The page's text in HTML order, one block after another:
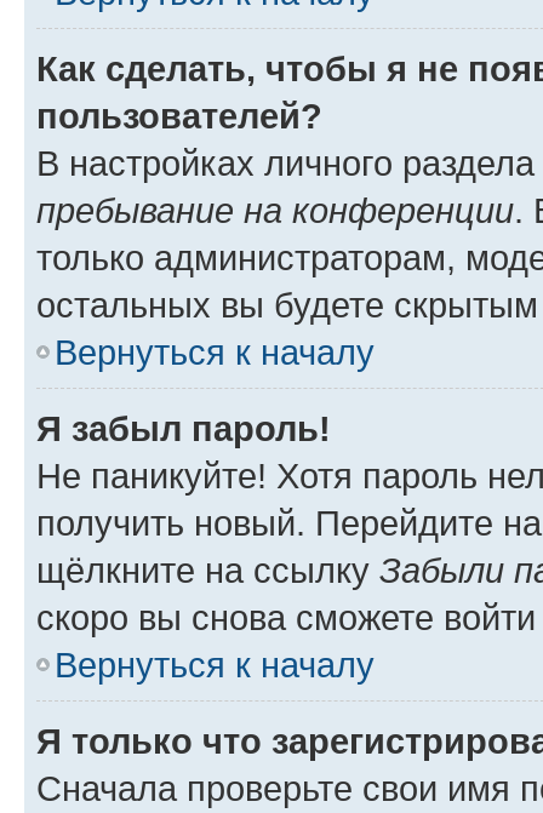
Как сделать, чтобы я не
пользователей?
В настройках личного
пребывание на конференции.
только администраторам,
остальных вы будете
Вернуться к началу
Я забыл пароль!
Не паникуйте! Хотя пароль
получить новый. Перейдите
щёлкните на ссылку Забыли
скоро вы снова сможете
Вернуться к началу
Я только что
Сначала проверьте свои имя